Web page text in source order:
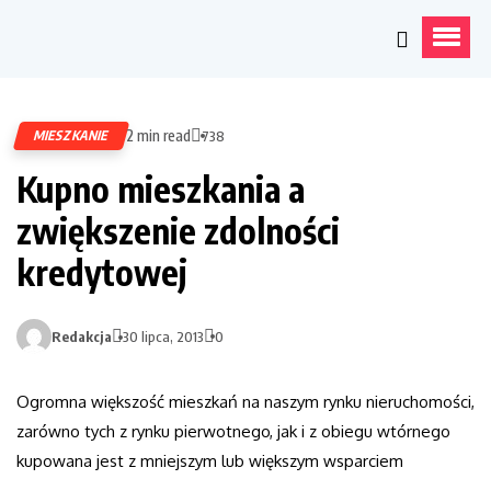
MIESZKANIE 2 min read 738
Kupno mieszkania a
zwiększenie zdolności
kredytowej
Redakcja 30 lipca, 2013 0
Ogromna większość mieszkań na naszym rynku nieruchomości,
zarówno tych z rynku pierwotnego, jak i z obiegu wtórnego
kupowana jest z mniejszym lub większym wsparciem